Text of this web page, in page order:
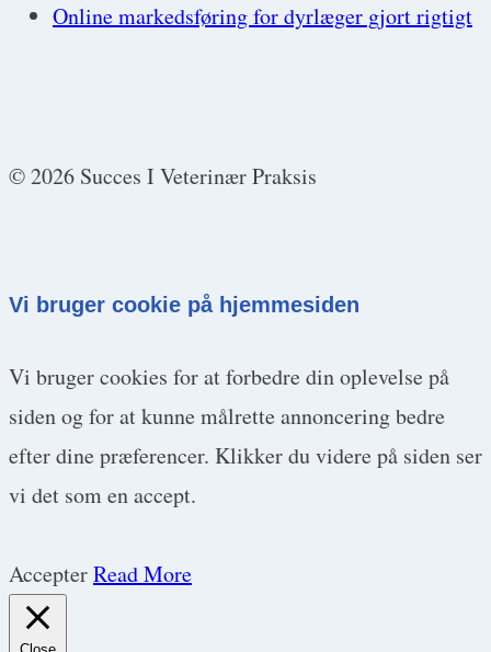
Online markedsføring for dyrlæger gjort rigtigt
© 2026 Succes I Veterinær Praksis
Vi bruger cookie på hjemmesiden
Vi bruger cookies for at forbedre din oplevelse på
siden og for at kunne målrette annoncering bedre
efter dine præferencer. Klikker du videre på siden ser
vi det som en accept.
AccepterRead More